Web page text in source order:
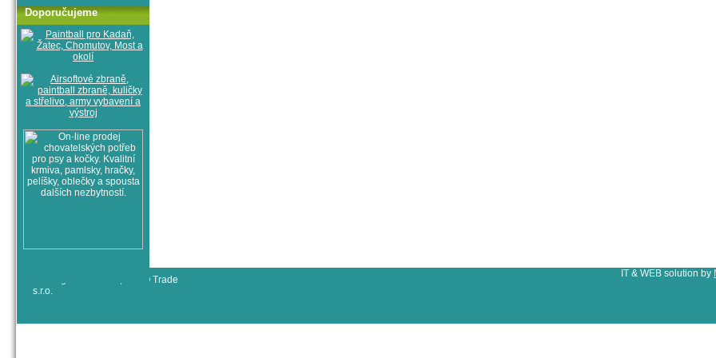
Doporučujeme
© All rights reserved, RYJO Trade
s.r.o.
IT & WEB solution by